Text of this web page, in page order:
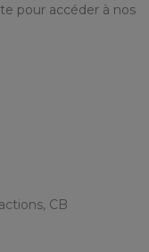
pour accéder à nos
CB